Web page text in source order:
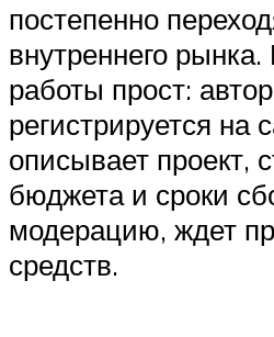
постепенно
внутреннего
работы прост: автор
регистрируется на
описывает проект,
бюджета и сроки
модерацию, ждет
средств.